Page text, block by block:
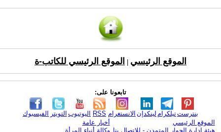
الموقع الرئيسي الموقع الرئيسي للكاتب-ة
تابعونا على:
الفيسبوك التويتر اليوتيوب RSS الانستغرام لينكدإن تيلكرامبنترست
الموقع الرئيسي
هيئة ادارة الحوار المتمدن - للإتصال بنا
أخبار عامة
وكالة أنباء المرأة